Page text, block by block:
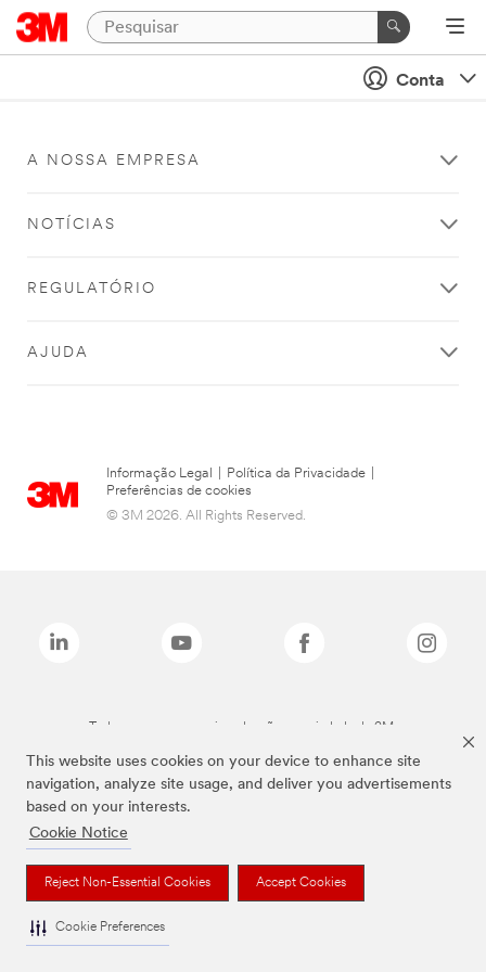
This website uses cookies on your device to enhance site
navigation, analyze site usage, and deliver you advertisements
based on your interests.
Cookie Notice
Reject Non-Essential Cookies Accept Cookies
Cookie Preferences
Conta
A NOSSA EMPRESA
NOTÍCIAS
REGULATÓRIO
AJUDA
Informação Legal Política da Privacidade
Preferências de cookies
© 3M 2026. All Rights Reserved.
Todas as marcas mencionadas são propriedade da 3M.